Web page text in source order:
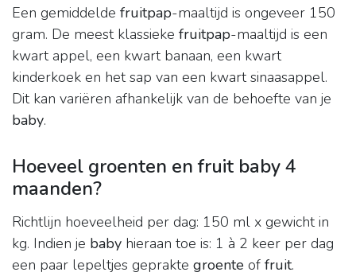
Een gemiddelde fruitpap-maaltijd is ongeveer 150
gram. De meest klassieke fruitpap-maaltijd is een
kwart appel, een kwart banaan, een kwart
kinderkoek en het sap van een kwart sinaasappel.
Dit kan variëren afhankelijk van de behoefte van je
baby.
Hoeveel groenten en fruit baby 4
maanden?
Richtlijn hoeveelheid per dag: 150 ml x gewicht in
kg. Indien je baby hieraan toe is: 1 à 2 keer per dag
een paar lepeltjes geprakte groente of fruit.